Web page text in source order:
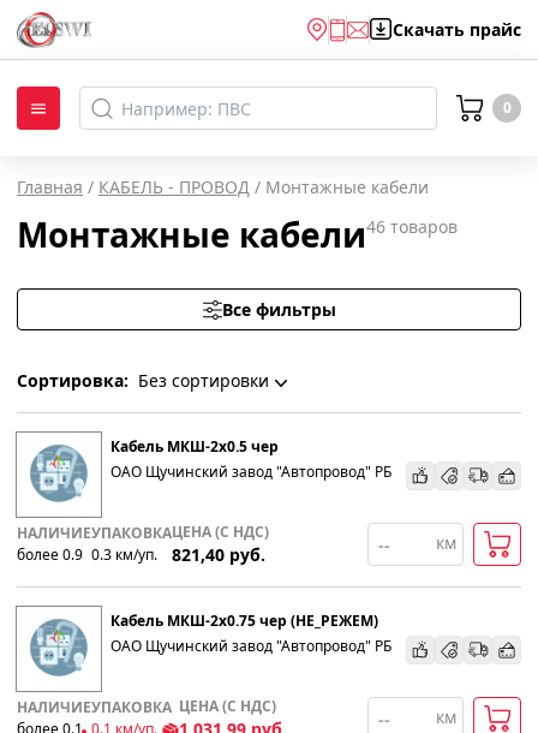
Скачать прайс
0
Главная / КАБЕЛЬ - ПРОВОД / Монтажные кабели
Монтажные кабели46 товаров
Все фильтры
Сортировка: Без сортировки
Без сортировки
По наименованию
Популярности
Возрастанию цены
Убыванию цены
Кабель МКШ-2х0.5 чер
ОАО Щучинский завод "Автопровод" РБ
НАЛИЧИЕ
более 0.9
УПАКОВКА
0.3 км/уп.
ЦЕНА (С НДС)
821,40 руб.
км
Кабель МКШ-2х0.75 чер (НЕ_РЕЖЕМ)
ОАО Щучинский завод "Автопровод" РБ
НАЛИЧИЕ
более 0.1
УПАКОВКА
0.1 км/уп.
ЦЕНА (С НДС) км